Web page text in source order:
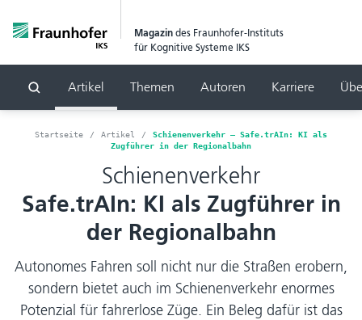
Magazin des Fraunhofer-Instituts
für Kognitive Systeme IKS
Suchen
Artikel Themen Autoren Karriere
Startseite Artikel
Schienenverkehr – Safe.trAIn: KI als
Zugführer in der Regionalbahn
Schienenverkehr
Safe.trAIn: KI als Zugführer in
der Regionalbahn
Autonomes Fahren soll nicht nur die Straßen erobern,
sondern bietet auch im Schienenverkehr enormes
Potenzial für fahrerlose Züge. Ein Beleg dafür ist das